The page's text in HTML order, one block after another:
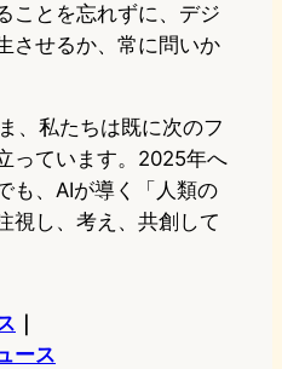
ことを忘れずに、デジ
させるか、常に問いか
、私たちは既に次のフ
っています。2025年へ
も、AIが導く「人類の
視し、考え、共創して
ース